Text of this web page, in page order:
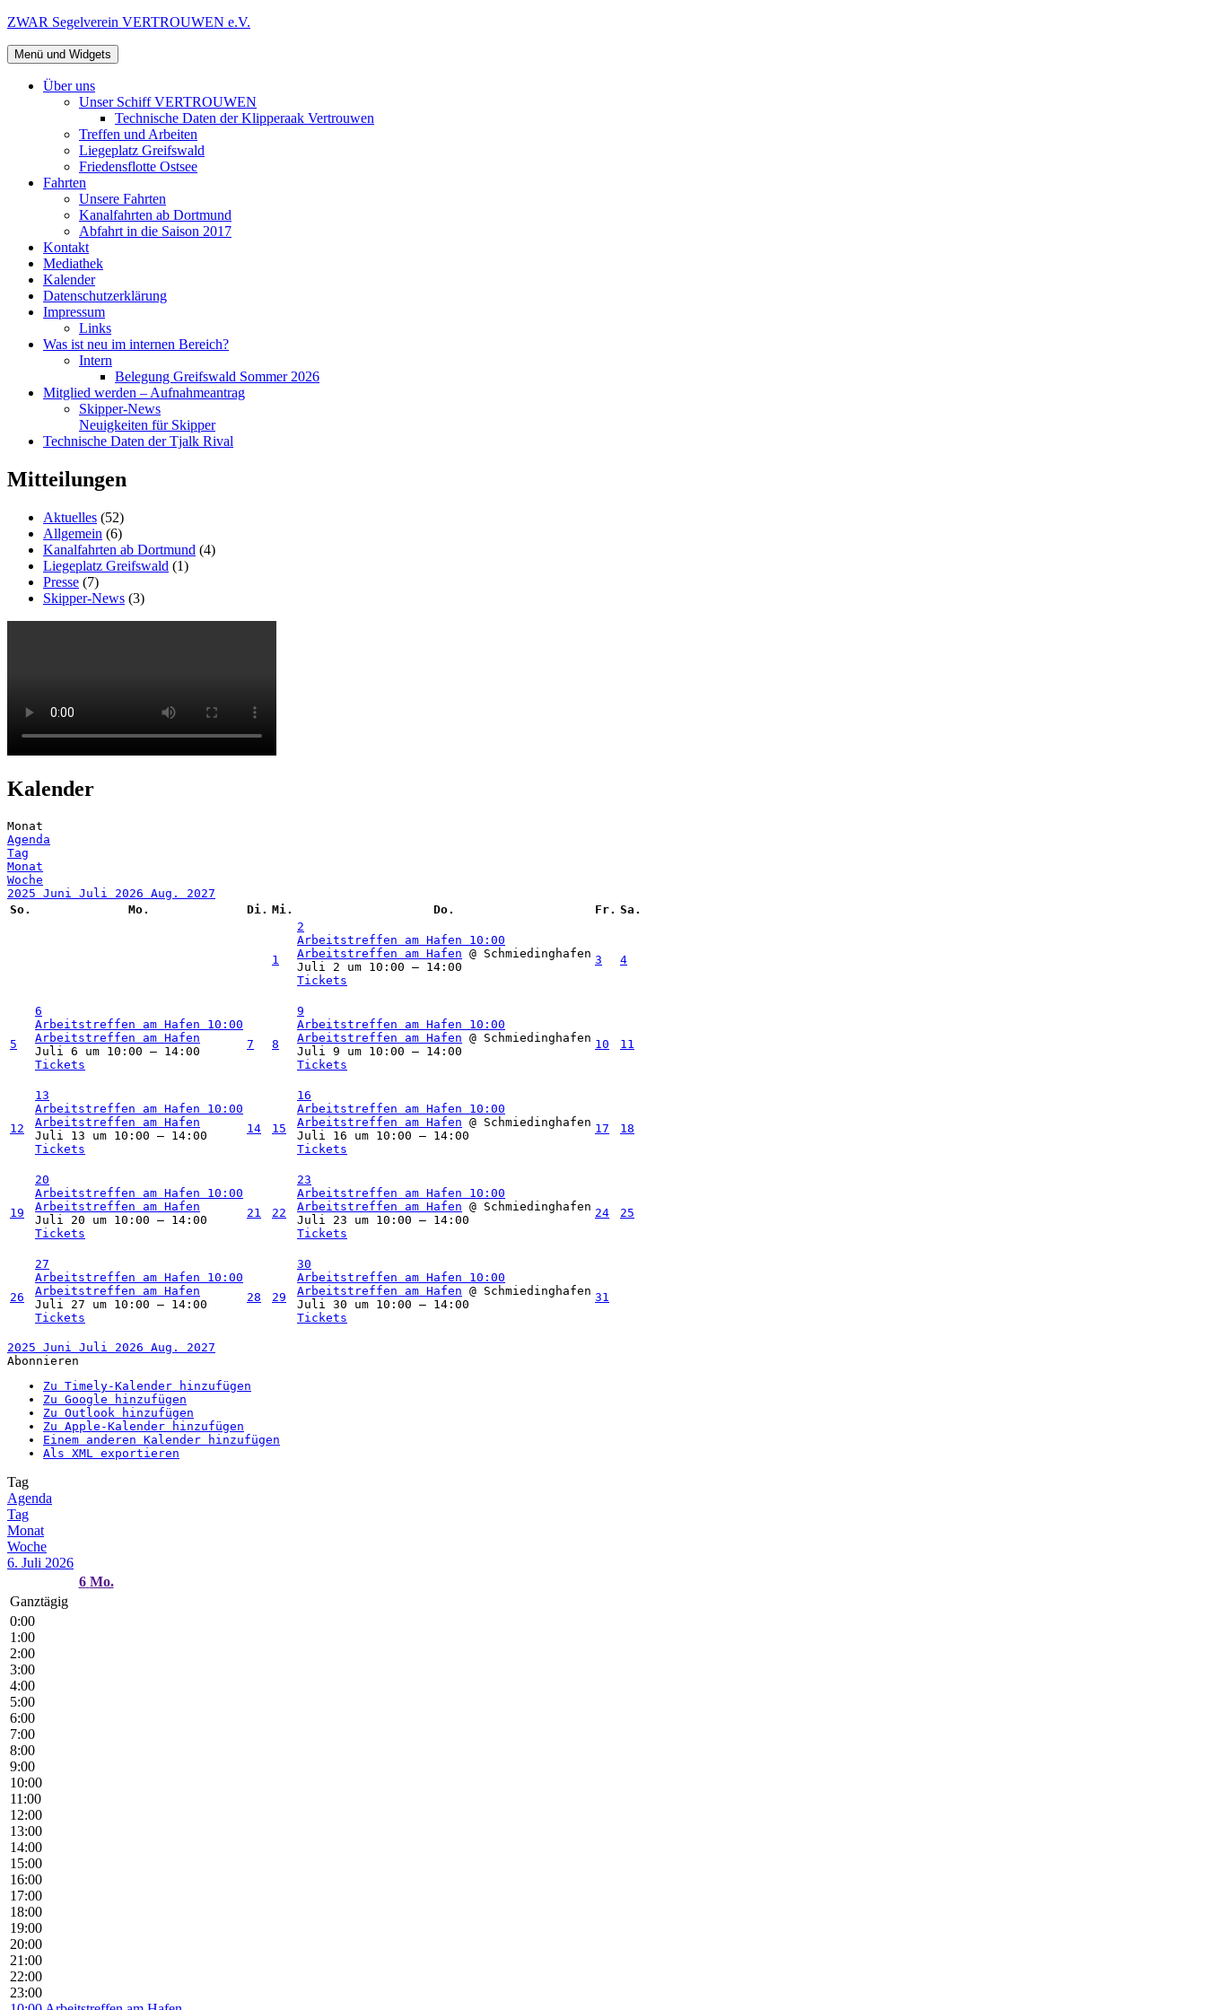
Zum
springen
ZWAR Segelverein VERTROUWEN e.V.
Menü und Widgets
Über uns
Unser Schiff VERTROUWEN
Technische Daten der Klipperaak Vertrouwen
Treffen und Arbeiten
Liegeplatz Greifswald
Friedensflotte Ostsee
Fahrten
Unsere Fahrten
Kanalfahrten ab Dortmund
Abfahrt in die Saison 2017
Kontakt
Mediathek
Kalender
Datenschutzerklärung
Impressum
Links
Was ist neu im internen Bereich?
Intern
Belegung Greifswald Sommer 2026
Mitglied werden – Aufnahmeantrag
Skipper-News
Neuigkeiten für Skipper
Technische Daten der Tjalk Rival
Mitteilungen
Aktuelles (52)
Allgemein (6)
Kanalfahrten ab Dortmund (4)
Liegeplatz Greifswald (1)
Presse (7)
Skipper-News (3)
Kalender
Monat
Agenda
Tag
Monat
Woche
2025 Juni Juli 2026 Aug. 2027
So.
Mo. Di. Mi. Do. Fr. Sa.
1
2
Arbeitstreffen am Hafen 10:00
Arbeitstreffen am Hafen @ Schmiedinghafen
Juli 2 um 10:00 – 14:00
Tickets
3 4
5
6
Arbeitstreffen am Hafen 10:00
Arbeitstreffen am Hafen
Juli 6 um 10:00 – 14:00
Tickets
7 8
9
Arbeitstreffen am Hafen 10:00
Arbeitstreffen am Hafen @ Schmiedinghafen
Juli 9 um 10:00 – 14:00
Tickets
10 11
12
13
Arbeitstreffen am Hafen 10:00
Arbeitstreffen am Hafen
Juli 13 um 10:00 – 14:00
Tickets
14 15
16
Arbeitstreffen am Hafen 10:00
Arbeitstreffen am Hafen @ Schmiedinghafen
Juli 16 um 10:00 – 14:00
Tickets
17 18
19
20
Arbeitstreffen am Hafen 10:00
Arbeitstreffen am Hafen
Juli 20 um 10:00 – 14:00
Tickets
21 22
23
Arbeitstreffen am Hafen 10:00
Arbeitstreffen am Hafen @ Schmiedinghafen
Juli 23 um 10:00 – 14:00
Tickets
24 25
26
27
Arbeitstreffen am Hafen 10:00
Arbeitstreffen am Hafen
Juli 27 um 10:00 – 14:00
Tickets
28 29
30
Arbeitstreffen am Hafen 10:00
Arbeitstreffen am Hafen @ Schmiedinghafen
Juli 30 um 10:00 – 14:00
Tickets
31
2025 Juni Juli 2026 Aug. 2027
Abonnieren
Zu Timely-Kalender hinzufügen
Zu Google hinzufügen
Zu Outlook hinzufügen
Zu Apple-Kalender hinzufügen
Einem anderen Kalender hinzufügen
Als XML exportieren
Tag
Agenda
Tag
Monat
Woche
6. Juli 2026
6 Mo.
Ganztägig
0:00
1:00
2:00
3:00
4:00
5:00
6:00
7:00
8:00
9:00
10:00
11:00
12:00
13:00
14:00
15:00
16:00
17:00
18:00
19:00
20:00
21:00
22:00
23:00